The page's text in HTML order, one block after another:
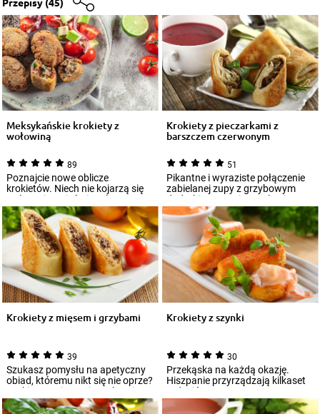
Meksykańskie krokiety z
wołowiną
89
Poznajcie nowe oblicze
krokietów. Niech nie kojarzą się
wyłącznie z nieśmiertelnym
dodatkiem do c...
Krokiety z pieczarkami z
barszczem czerwonym
51
Pikantne i wyraziste połączenie
zabielanej zupy z grzybowym
dodatkiem to uniwersalna i
popularna...
Krokiety z mięsem i grzybami
39
Szukasz pomysłu na apetyczny
obiad, któremu nikt się nie oprze?
Krokiety z mięsem i grzybami to
n...
Krokiety z szynki
30
Przekąska na każdą okazję.
Hiszpanie przyrządzają kilkaset
rodzajów tapas, w tym
panierowane krok...